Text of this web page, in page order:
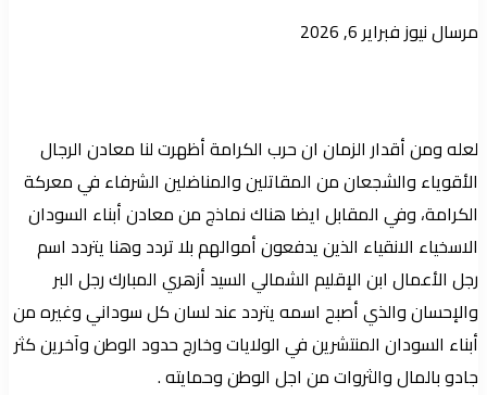
مرسال نيوزأرسل
فبراير 6, 2026
لعله ومن أقدار الزمان ان حرب الكرامة أظهرت لنا معادن الرجال
الأقوياء والشجعان من المقاتلين والمناضلين الشرفاء في معركة
الكرامة، وفي المقابل ايضا هناك نماذج من معادن أبناء السودان
الاسخياء الانقياء الذين يدفعون أموالهم بلا تردد وهنا يتردد اسم
رجل الأعمال ابن الإقليم الشمالي السيد أزهري المبارك رجل البر
والإحسان والذي أصبح اسمه يتردد عند لسان كل سوداني وغيره من
أبناء السودان المنتشرين في الولايات وخارج حدود الوطن وآخرين كثر
جادو بالمال والثروات من اجل الوطن وحمايته .